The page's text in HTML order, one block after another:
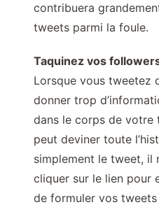
contribuera
tweets parmi la foule.
Taquinez vos
Lorsque vous tweetez
donner trop
dans le corps de votre
peut deviner toute
simplement le tweet, il
cliquer sur le lien pour
de formuler vos